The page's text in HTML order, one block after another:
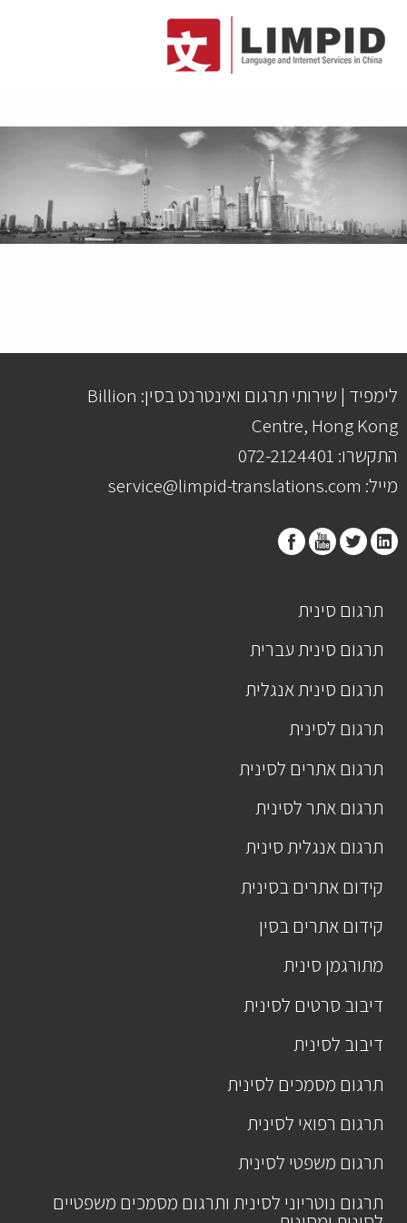
לימפיד | שירותי תרגום ואינטרנט בסין: Billion
Centre, Hong Kong
התקשרו: 072-2124401
מייל: service@limpid-translations.com
תרגום סינית
תרגום סינית עברית
תרגום סינית אנגלית
תרגום לסינית
תרגום אתרים לסינית
תרגום אתר לסינית
תרגום אנגלית סינית
קידום אתרים בסינית
קידום אתרים בסין
מתורגמן סינית
דיבוב סרטים לסינית
דיבוב לסינית
תרגום מסמכים לסינית
תרגום רפואי לסינית
תרגום משפטי לסינית
תרגום נוטריוני לסינית ותרגום מסמכים משפטיים